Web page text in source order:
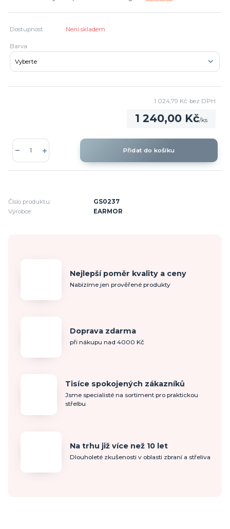
Dostupnost Není skladem
Barva
1 240,00 Kč/ks
1 024,79 Kč bez DPH
Přidat do košíku
Číslo produktu:
GS0237
Výrobce:
EARMOR
Nejlepší poměr kvality a ceny
Nabízíme jen prověřené produkty
Doprava zdarma
při nákupu nad 4000 Kč
Tisíce spokojených zákazníků
Jsme specialisté na sortiment pro praktickou
střelbu
Na trhu již více než 10 let
Dlouholeté zkušenosti v oblasti zbraní a střeliva